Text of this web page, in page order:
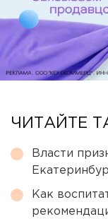
ЧИТАЙТЕ
Власти
Как